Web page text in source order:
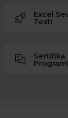
Excel
Testi
Sertifika